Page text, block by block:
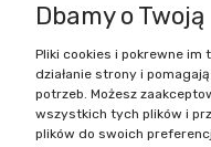
Dbamy o
Pliki cookies i pokrewne im
działanie strony i
potrzeb. Możesz
wszystkich tych plików i
plików do swoich